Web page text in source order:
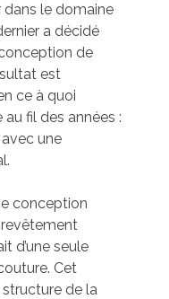
dans le domaine
a décidé
de
est
ce à quoi
au fil des années :
une
conception
d’une seule
Cet
de la